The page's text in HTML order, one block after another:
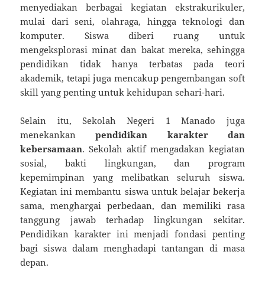
menyediakan berbagai kegiatan ekstrakurikuler,
mulai dari seni, olahraga, hingga teknologi dan
komputer. Siswa diberi ruang untuk
mengeksplorasi minat dan bakat mereka, sehingga
pendidikan tidak hanya terbatas pada teori
akademik, tetapi juga mencakup pengembangan soft
skill yang penting untuk kehidupan sehari-hari.
Selain itu, Sekolah Negeri 1 Manado juga
menekankanpendidikan karakter dan
kebersamaan. Sekolah aktif mengadakan kegiatan
sosial, bakti lingkungan, dan program
kepemimpinan yang melibatkan seluruh siswa.
Kegiatan ini membantu siswa untuk belajar bekerja
sama, menghargai perbedaan, dan memiliki rasa
tanggung jawab terhadap lingkungan sekitar.
Pendidikan karakter ini menjadi fondasi penting
bagi siswa dalam menghadapi tantangan di masa
depan.